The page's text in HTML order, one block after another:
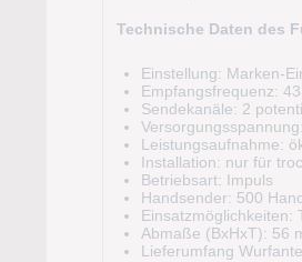
Technische Daten des
Einstellung: Marken-
Empfangsfrequenz:
Sendekanäle: 2
Leistungsaufnahme:
Installation: nur für
Betriebsart: Impuls
Handsender: 500
Einsatzmöglichkeiten:
Abmaße (BxHxT): 56
Lieferumfang